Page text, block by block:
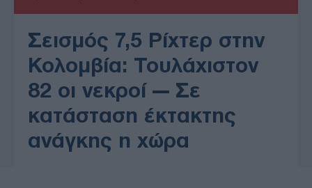
Σεισμός 7,5 Ρίχτερ στην
Κολομβία: Τουλάχιστον
82 οι νεκροί — Σε
κατάσταση έκτακτης
ανάγκης η χώρα